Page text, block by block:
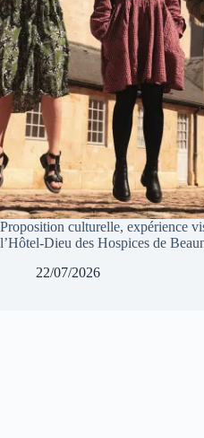
Proposition culturelle, expérience
l’Hôtel-Dieu des Hospices de
22/07/2026